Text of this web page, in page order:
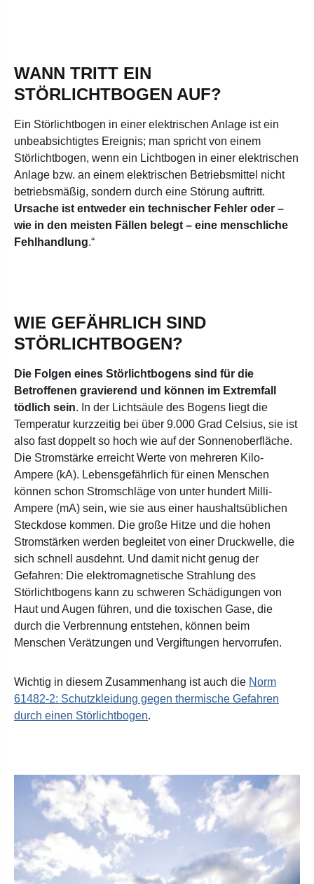
WANN TRITT EIN
STÖRLICHTBOGEN AUF?
Ein Störlichtbogen in einer elektrischen Anlage ist ein
unbeabsichtigtes Ereignis; man spricht von einem
Störlichtbogen, wenn ein Lichtbogen in einer elektrischen
Anlage bzw. an einem elektrischen Betriebsmittel nicht
betriebsmäßig, sondern durch eine Störung auftritt.
Ursache ist entweder ein technischer Fehler oder –
wie in den meisten Fällen belegt – eine menschliche
Fehlhandlung.“
WIE GEFÄHRLICH SIND
STÖRLICHTBOGEN?
Die Folgen eines Störlichtbogens sind für die
Betroffenen gravierend und können im Extremfall
tödlich sein. In der Lichtsäule des Bogens liegt die
Temperatur kurzzeitig bei über 9.000 Grad Celsius, sie ist
also fast doppelt so hoch wie auf der Sonnenoberfläche.
Die Stromstärke erreicht Werte von mehreren Kilo-
Ampere (kA). Lebensgefährlich für einen Menschen
können schon Stromschläge von unter hundert Milli-
Ampere (mA) sein, wie sie aus einer haushaltsüblichen
Steckdose kommen. Die große Hitze und die hohen
Stromstärken werden begleitet von einer Druckwelle, die
sich schnell ausdehnt. Und damit nicht genug der
Gefahren: Die elektromagnetische Strahlung des
Störlichtbogens kann zu schweren Schädigungen von
Haut und Augen führen, und die toxischen Gase, die
durch die Verbrennung entstehen, können beim
Menschen Verätzungen und Vergiftungen hervorrufen.
Wichtig in diesem Zusammenhang ist auch die Norm
61482-2: Schutzkleidung gegen thermische Gefahren
durch einen Störlichtbogen.